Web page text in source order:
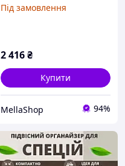
міні-герметичних скляних
Під замовлення
2 416₴
Купити
MellaShop 94%